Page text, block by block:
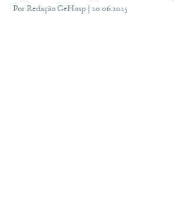
Por Redação GeHosp | 20.06.2025